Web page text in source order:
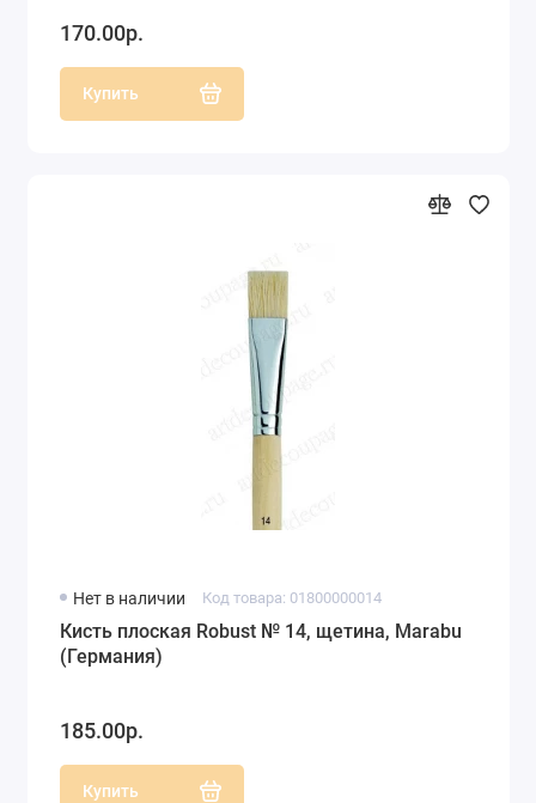
170.00р.
Купить
Нет в наличии Код товара: 01800000014
Кисть плоская Robust № 14, щетина, Marabu
(Германия)
185.00р.
Купить